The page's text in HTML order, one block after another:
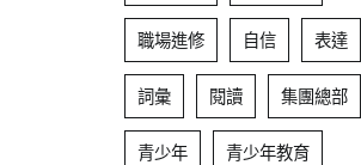
職場進修 自信 表達
詞彙 閱讀 集團總部
青少年 青少年教育